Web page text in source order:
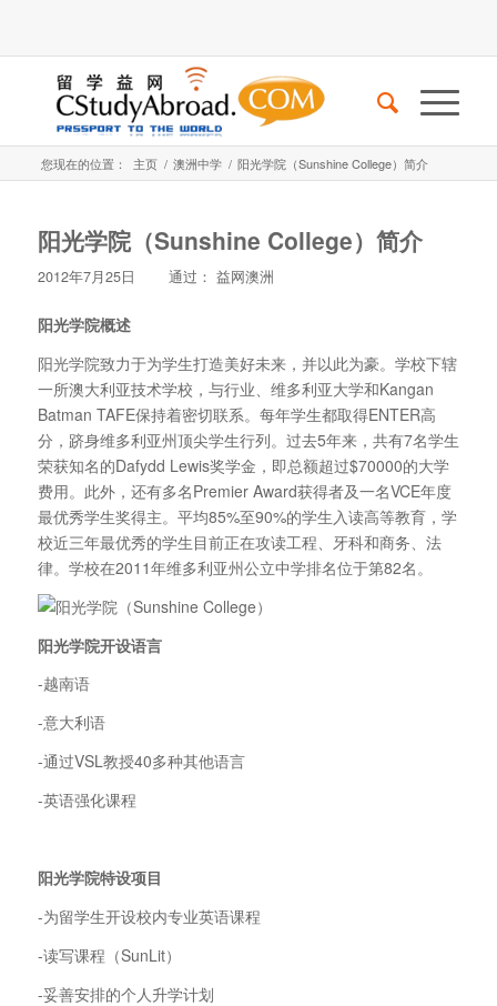
您现在的位置： 主页 / 澳洲中学 / 阳光学院（Sunshine College）简介
阳光学院（Sunshine College）简介
2012年7月25日 通过： 益网澳洲
阳光学院概述
阳光学院致力于为学生打造美好未来，并以此为豪。学校下辖
一所澳大利亚技术学校，与行业、 维多利亚大学和Kangan
Batman TAFE保持着密切联系。每年学生都取得ENTER高
分，跻身维多利亚州顶尖学生行列。过去5年来，共有7名学生
荣获知名的Dafydd Lewis奖学金，即总额超过$70000的大学
费用。此外，还有多名Premier Award获得者及一名VCE年度
最优秀学生奖得主。平均85%至90%的学生入读高等教育，学
校近三年最优秀的学生目前正在攻读工程、牙科和商务、法
律。学校在2011年维多利亚州公立中学排名位于第82名。
阳光学院开设语言
-越南语
-意大利语
-通过VSL教授40多种其他语言
-英语强化课程
阳光学院特设项目
-为留学生开设校内专业英语课程
-读写课程（SunLit）
-妥善安排的个人升学计划